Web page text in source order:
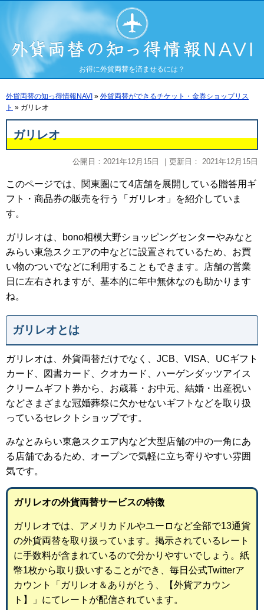
お得に外貨両替を済ませるには？
外貨両替の知っ得情報NAVI » 外貨両替ができるチケット・金券ショップリス
ト » ガリレオ
ガリレオ
公開日： 2021年12月15日 ｜更新日： 2021年12月15日
このページでは、関東圏にて4店舗を展開している贈答用ギ
フト・商品券の販売を行う「ガリレオ」を紹介していま
す。
ガリレオは、bono相模大野ショッピングセンターやみなと
みらい東急スクエアの中などに設置されているため、お買
い物のついでなどに利用することもできます。店舗の営業
日に左右されますが、基本的に年中無休なのも助かります
ね。
ガリレオとは
ガリレオは、外貨両替だけでなく、JCB、VISA、UCギフト
カード、図書カード、クオカード、ハーゲンダッツアイス
クリームギフト券から、お歳暮・お中元、結婚・出産祝い
などさまざまな冠婚葬祭に欠かせないギフトなどを取り扱
っているセレクトショップです。
みなとみらい東急スクエア内など大型店舗の中の一角にあ
る店舗であるため、オープンで気軽に立ち寄りやすい雰囲
気です。
ガリレオの外貨両替サービスの特徴
ガリレオでは、アメリカドルやユーロなど全部で13通貨
の外貨両替を取り扱っています。掲示されているレート
に手数料が含まれているので分かりやすいでしょう。紙
幣1枚から取り扱いすることができ、毎日公式Twitterア
カウント「ガリレオ＆ありがとう、【外貨アカウン
ト】」にてレートが配信されています。